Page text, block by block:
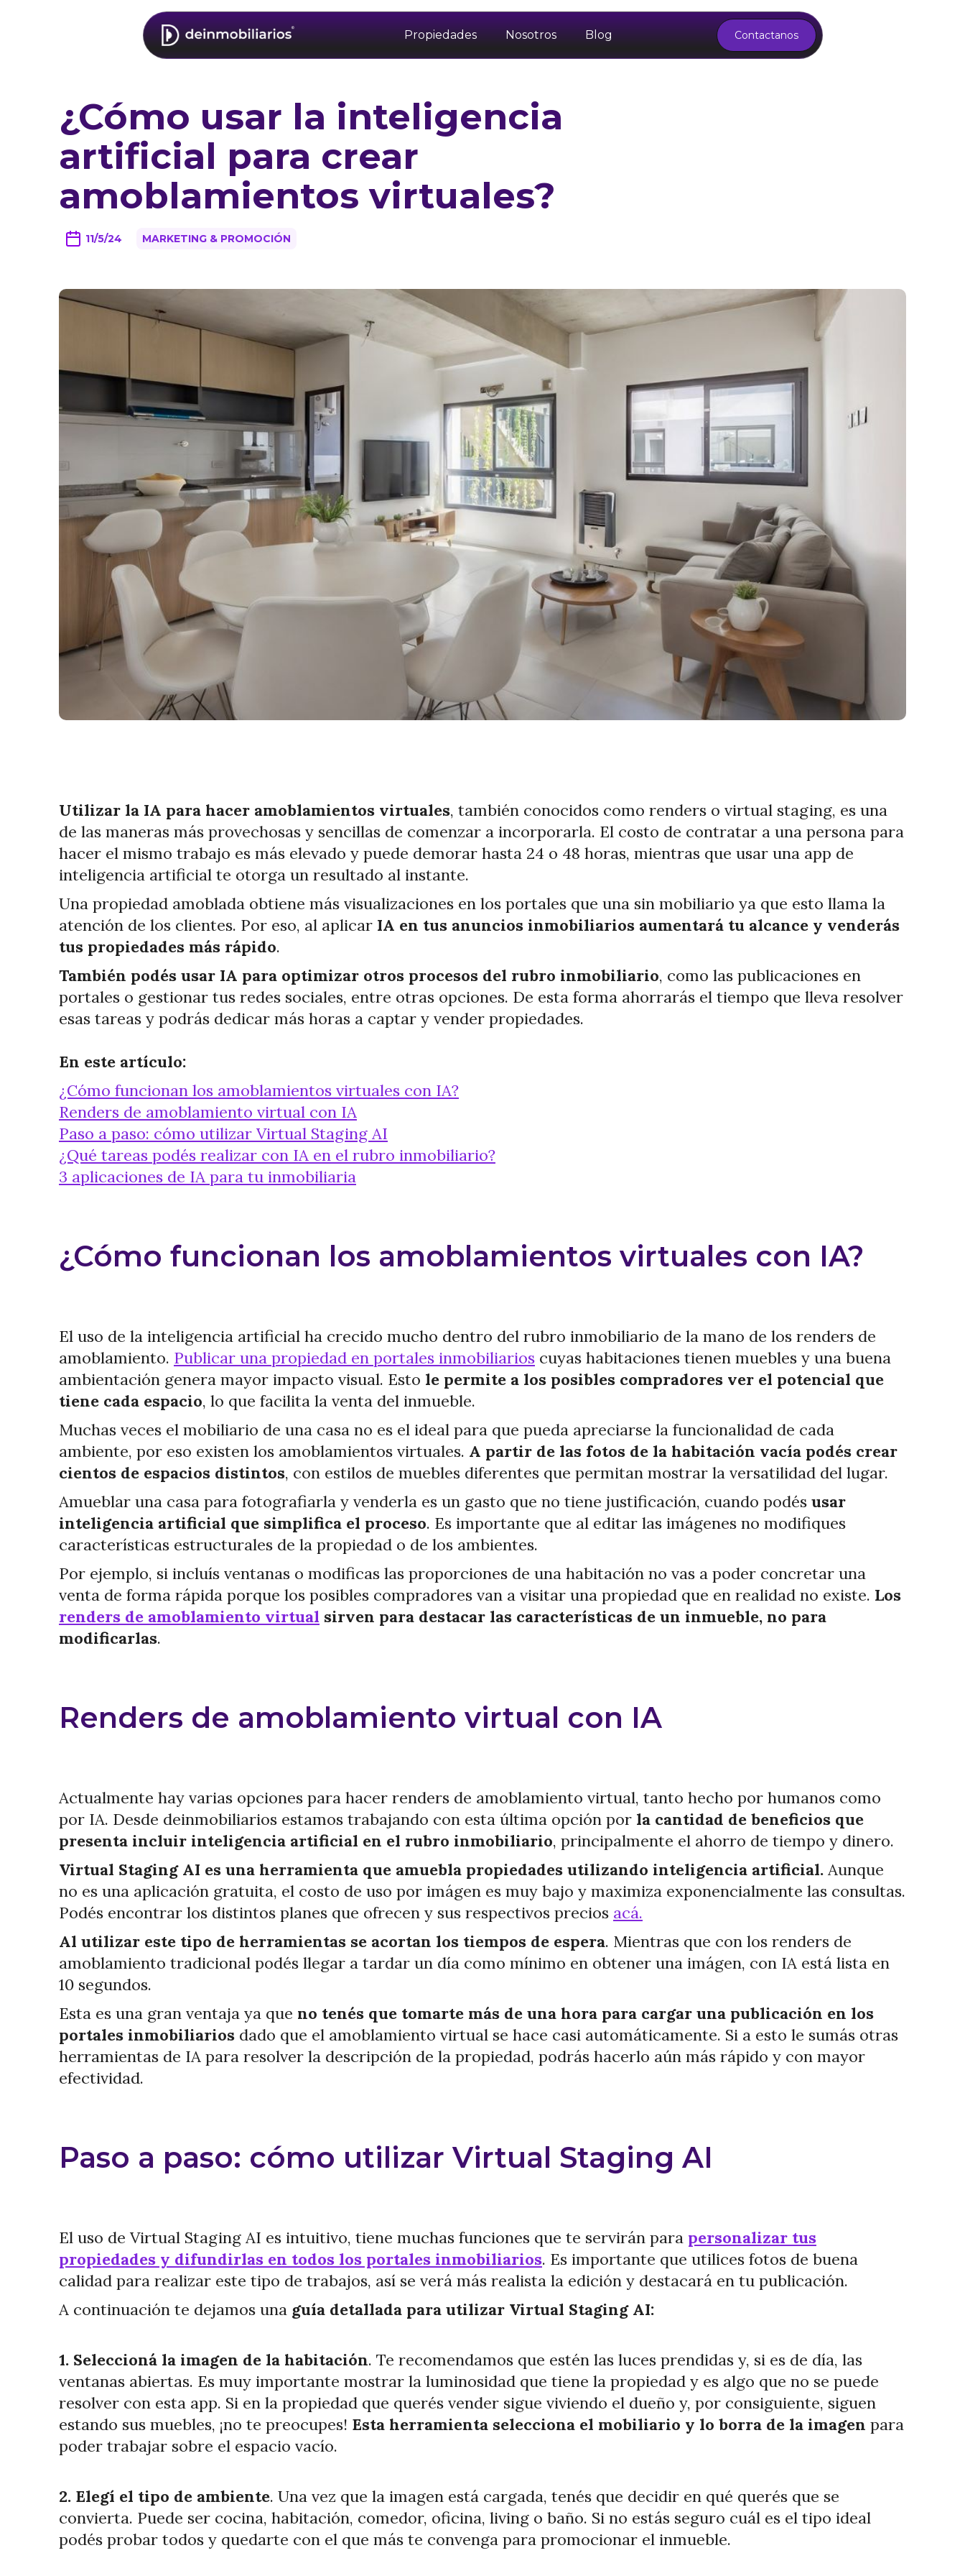
¿Cómo usar la inteligencia
artificial para crear
amoblamientos virtuales?
11/5/24 MARKETING & PROMOCIÓN
Propiedades Nosotros Blog Contactanos
Utilizar la IA para hacer amoblamientos virtuales, también conocidos como renders o virtual staging, es una
de las maneras más provechosas y sencillas de comenzar a incorporarla. El costo de contratar a una persona para
hacer el mismo trabajo es más elevado y puede demorar hasta 24 o 48 horas, mientras que usar una app de
inteligencia artificial te otorga un resultado al instante.
Una propiedad amoblada obtiene más visualizaciones en los portales que una sin mobiliario ya que esto llama la
atención de los clientes. Por eso, al aplicar IA en tus anuncios inmobiliarios aumentará tu alcance y venderás
tus propiedades más rápido.
También podés usar IA para optimizar otros procesos del rubro inmobiliario, como las publicaciones en
portales o gestionar tus redes sociales, entre otras opciones. De esta forma ahorrarás el tiempo que lleva resolver
esas tareas y podrás dedicar más horas a captar y vender propiedades.
En este artículo:
¿Cómo funcionan los amoblamientos virtuales con IA?
Renders de amoblamiento virtual con IA
Paso a paso: cómo utilizar Virtual Staging AI
¿Qué tareas podés realizar con IA en el rubro inmobiliario?
3 aplicaciones de IA para tu inmobiliaria
¿Cómo funcionan los amoblamientos virtuales con IA?
El uso de la inteligencia artificial ha crecido mucho dentro del rubro inmobiliario de la mano de los renders de
amoblamiento. Publicar una propiedad en portales inmobiliarios cuyas habitaciones tienen muebles y una buena
ambientación genera mayor impacto visual. Esto le permite a los posibles compradores ver el potencial que
tiene cada espacio, lo que facilita la venta del inmueble.
Muchas veces el mobiliario de una casa no es el ideal para que pueda apreciarse la funcionalidad de cada
ambiente, por eso existen los amoblamientos virtuales. A partir de las fotos de la habitación vacía podés crear
cientos de espacios distintos, con estilos de muebles diferentes que permitan mostrar la versatilidad del lugar.
Amueblar una casa para fotografiarla y venderla es un gasto que no tiene justificación, cuando podés usar
inteligencia artificial que simplifica el proceso. Es importante que al editar las imágenes no modifiques
características estructurales de la propiedad o de los ambientes.
Por ejemplo, si incluís ventanas o modificas las proporciones de una habitación no vas a poder concretar una
venta de forma rápida porque los posibles compradores van a visitar una propiedad que en realidad no existe. Los
renders de amoblamiento virtual sirven para destacar las características de un inmueble, no para
modificarlas.
Renders de amoblamiento virtual con IA
Actualmente hay varias opciones para hacer renders de amoblamiento virtual, tanto hecho por humanos como
por IA. Desde deinmobiliarios estamos trabajando con esta última opción por la cantidad de beneficios que
presenta incluir inteligencia artificial en el rubro inmobiliario, principalmente el ahorro de tiempo y dinero.
Virtual Staging AI es una herramienta que amuebla propiedades utilizando inteligencia artificial. Aunque
no es una aplicación gratuita, el costo de uso por imágen es muy bajo y maximiza exponencialmente las consultas.
Podés encontrar los distintos planes que ofrecen y sus respectivos precios acá.
Al utilizar este tipo de herramientas se acortan los tiempos de espera. Mientras que con los renders de
amoblamiento tradicional podés llegar a tardar un día como mínimo en obtener una imágen, con IA está lista en
10 segundos.
Esta es una gran ventaja ya que no tenés que tomarte más de una hora para cargar una publicación en los
portales inmobiliarios dado que el amoblamiento virtual se hace casi automáticamente. Si a esto le sumás otras
herramientas de IA para resolver la descripción de la propiedad, podrás hacerlo aún más rápido y con mayor
efectividad.
Paso a paso: cómo utilizar Virtual Staging AI
El uso de Virtual Staging AI es intuitivo, tiene muchas funciones que te servirán para personalizar tus
propiedades y difundirlas en todos los portales inmobiliarios. Es importante que utilices fotos de buena
calidad para realizar este tipo de trabajos, así se verá más realista la edición y destacará en tu publicación.
A continuación te dejamos una guía detallada para utilizar Virtual Staging AI:
1. Seleccioná la imagen de la habitación. Te recomendamos que estén las luces prendidas y, si es de día, las
ventanas abiertas. Es muy importante mostrar la luminosidad que tiene la propiedad y es algo que no se puede
resolver con esta app. Si en la propiedad que querés vender sigue viviendo el dueño y, por consiguiente, siguen
estando sus muebles, ¡no te preocupes! Esta herramienta selecciona el mobiliario y lo borra de la imagen para
poder trabajar sobre el espacio vacío.
2. Elegí el tipo de ambiente. Una vez que la imagen está cargada, tenés que decidir en qué querés que se
convierta. Puede ser cocina, habitación, comedor, oficina, living o baño. Si no estás seguro cuál es el tipo ideal
podés probar todos y quedarte con el que más te convenga para promocionar el inmueble.